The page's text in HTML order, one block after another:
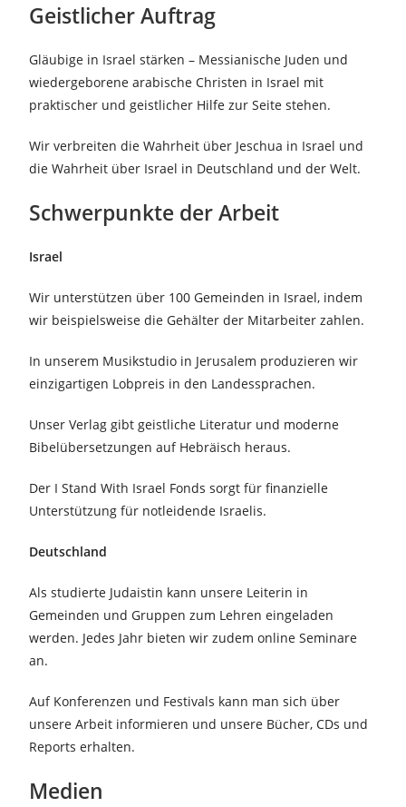
Geistlicher Auftrag
Gläubige in Israel stärken – Messianische Juden und
wiedergeborene arabische Christen in Israel mit
praktischer und geistlicher Hilfe zur Seite stehen.
Wir verbreiten die Wahrheit über Jeschua in Israel und
die Wahrheit über Israel in Deutschland und der Welt.
Schwerpunkte der Arbeit
Israel
Wir unterstützen über 100 Gemeinden in Israel, indem
wir beispielsweise die Gehälter der Mitarbeiter zahlen.
In unserem Musikstudio in Jerusalem produzieren wir
einzigartigen Lobpreis in den Landessprachen.
Unser Verlag gibt geistliche Literatur und moderne
Bibelübersetzungen auf Hebräisch heraus.
Der I Stand With Israel Fonds sorgt für finanzielle
Unterstützung für notleidende Israelis.
Deutschland
Als studierte Judaistin kann unsere Leiterin in
Gemeinden und Gruppen zum Lehren eingeladen
werden. Jedes Jahr bieten wir zudem online Seminare
an.
Auf Konferenzen und Festivals kann man sich über
unsere Arbeit informieren und unsere Bücher, CDs und
Reports erhalten.
Medien